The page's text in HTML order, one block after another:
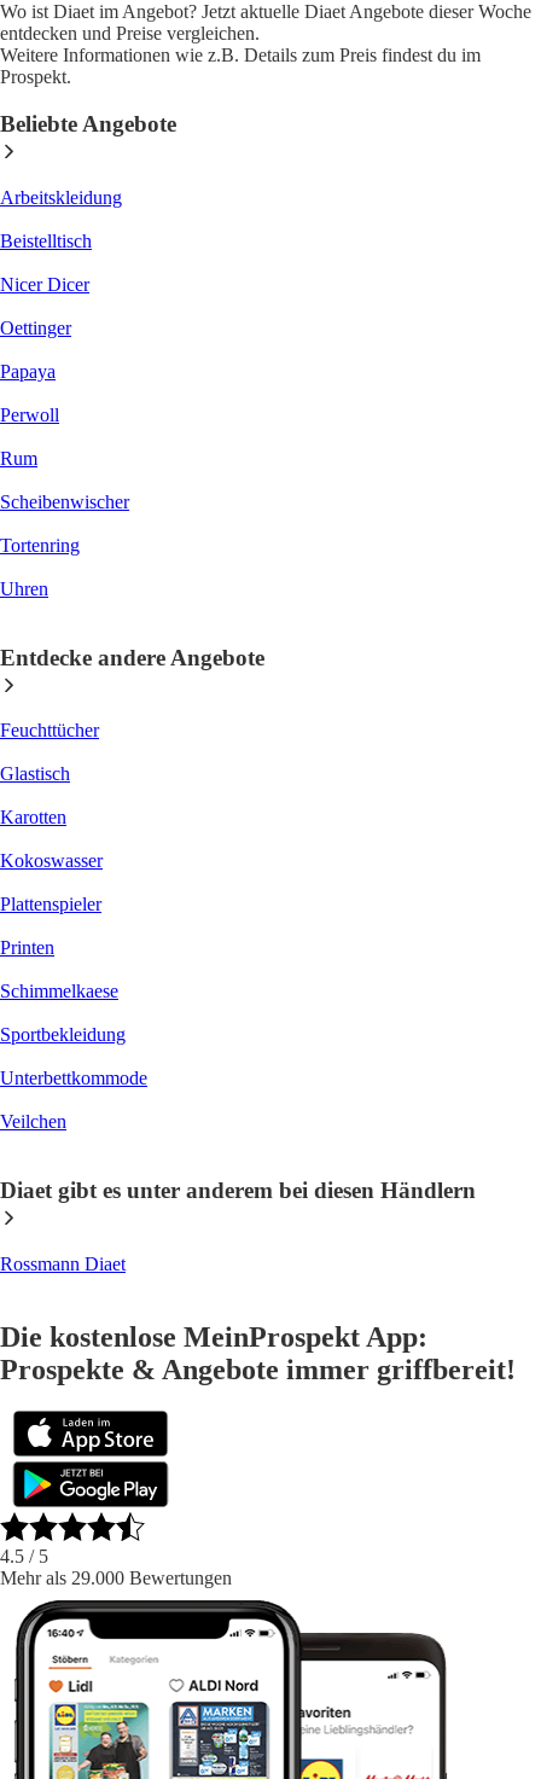
Wo ist Diaet im Angebot? Jetzt aktuelle Diaet Angebote dieser Woche
entdecken und Preise vergleichen.
Weitere Informationen wie z.B. Details zum Preis findest du im
Prospekt.
Beliebte Angebote
Arbeitskleidung
Beistelltisch
Nicer Dicer
Oettinger
Papaya
Perwoll
Rum
Scheibenwischer
Tortenring
Uhren
Entdecke andere Angebote
Feuchttücher
Glastisch
Karotten
Kokoswasser
Plattenspieler
Printen
Schimmelkaese
Sportbekleidung
Unterbettkommode
Veilchen
Diaet gibt es unter anderem bei diesen Händlern
Rossmann Diaet
Die kostenlose MeinProspekt App:
Prospekte & Angebote immer griffbereit!
4.5 / 5
Mehr als 29.000 Bewertungen